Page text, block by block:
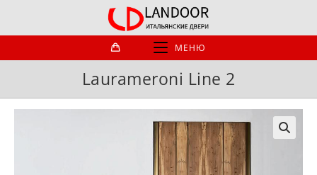
МЕНЮ
Laurameroni Line 2